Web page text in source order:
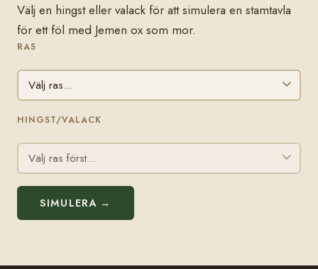
Välj en hingst eller valack för att simulera en stamtavla
för ett föl med Jemen ox som mor.
RAS
HINGST/VALACK
SIMULERA →